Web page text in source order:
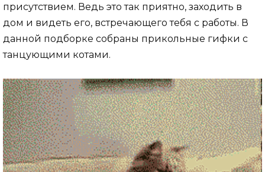
присутствием. Ведь это так приятно, заходить в
дом и видеть его, встречающего тебя с работы. В
данной подборке собраны прикольные гифки с
танцующими котами.